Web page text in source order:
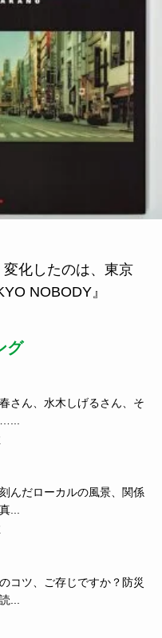
変化したのは、東京
NOBODY』
グ
さん、水木しげるさん、そ
んだローカルの風景、関係
...
コツ、ご存じですか？防災
...